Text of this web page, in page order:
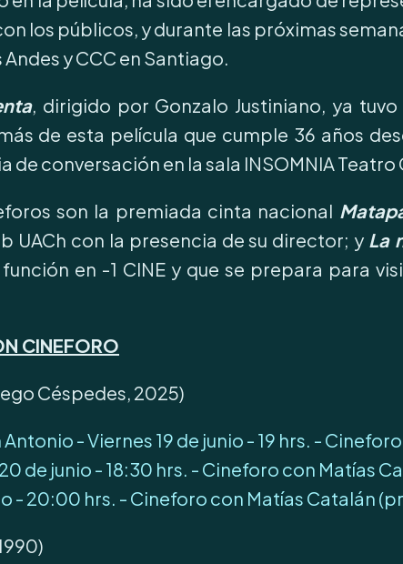
los públicos, y durante las próximas
y CCC en Santiago.
, dirigido por Gonzalo Justiniano, ya
de esta película que cumple 36 años
conversación en la sala INSOMNIA Teatro
son la premiada cinta nacional
UACh con la presencia de su director; y La
en -1 CINE y que se prepara para
CINEFORO
Céspedes, 2025)
- Viernes 19 de junio - 19 hrs. -
de junio - 18:30 hrs. - Cineforo con Matías
- 20:00 hrs. - Cineforo con Matías Catalán